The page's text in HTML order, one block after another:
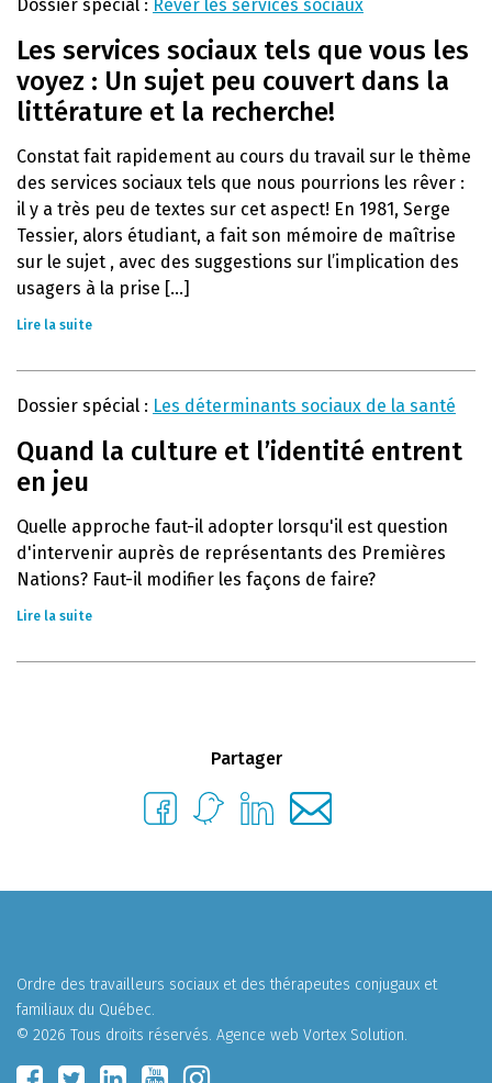
Dossier spécial : Rêver les services sociaux
Les services sociaux tels que vous les
voyez : Un sujet peu couvert dans la
littérature et la recherche!
Constat fait rapidement au cours du travail sur le thème
des services sociaux tels que nous pourrions les rêver :
il y a très peu de textes sur cet aspect! En 1981, Serge
Tessier, alors étudiant, a fait son mémoire de maîtrise
sur le sujet , avec des suggestions sur l’implication des
usagers à la prise [...]
Lire la suite
Dossier spécial : Les déterminants sociaux de la santé
Quand la culture et l’identité entrent
en jeu
Quelle approche faut-il adopter lorsqu'il est question
d'intervenir auprès de représentants des Premières
Nations? Faut-il modifier les façons de faire?
Lire la suite
Partager
Ordre des travailleurs sociaux et des thérapeutes conjugaux et
familiaux du Québec.
© 2026 Tous droits réservés. Agence web Vortex Solution.